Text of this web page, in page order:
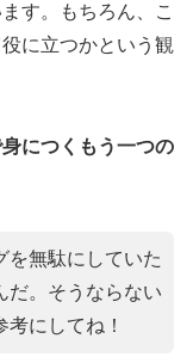
す。もちろん、こ
に立つかという観
につくもう一つの
を無駄にしていた
だ。そうならない
にしてね！